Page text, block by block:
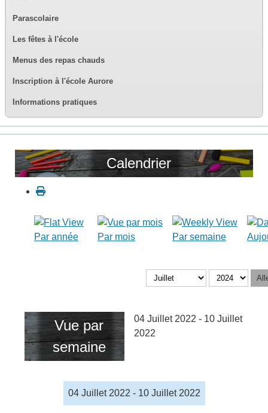
Parascolaire
Les fêtes à l'école
Menus des repas chauds
Inscription à l'école Aurore
Informations pratiques
Calendrier
Par année Par mois Par semaine
Vue par
semaine
04 Juillet 2022 - 10 Juillet
2022
04 Juillet 2022 - 10 Juillet 2022